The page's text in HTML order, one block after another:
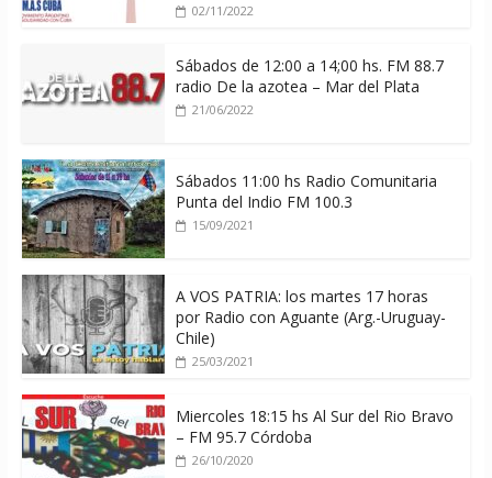
02/11/2022
Sábados de 12:00 a 14;00 hs. FM 88.7
radio De la azotea – Mar del Plata
21/06/2022
Sábados 11:00 hs Radio Comunitaria
Punta del Indio FM 100.3
15/09/2021
A VOS PATRIA: los martes 17 horas
por Radio con Aguante (Arg.-Uruguay-
Chile)
25/03/2021
Miercoles 18:15 hs Al Sur del Rio Bravo
– FM 95.7 Córdoba
26/10/2020